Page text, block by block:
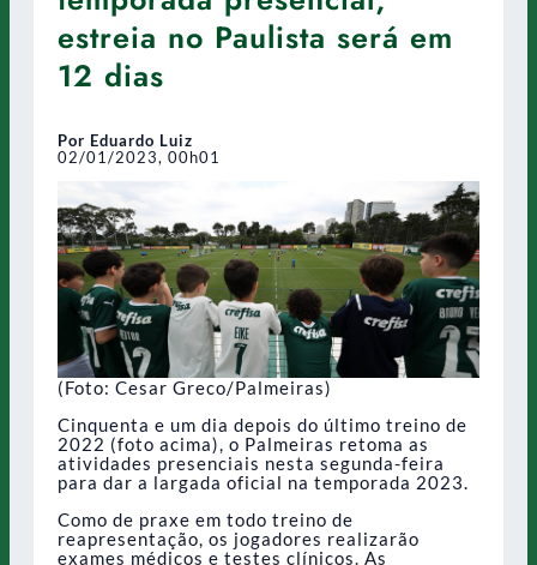
estreia no Paulista será em
12 dias
Por Eduardo Luiz
02/01/2023, 00h01
(Foto: Cesar Greco/Palmeiras)
Cinquenta e um dia depois do último treino de
2022 (foto acima), o Palmeiras retoma as
atividades presenciais nesta segunda-feira
para dar a largada oficial na temporada 2023.
Como de praxe em todo treino de
reapresentação, os jogadores realizarão
exames médicos e testes clínicos. As